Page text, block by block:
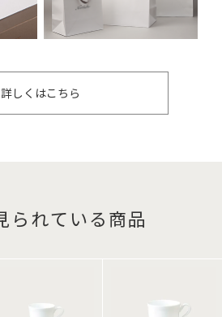
詳しくはこちら
られている商品